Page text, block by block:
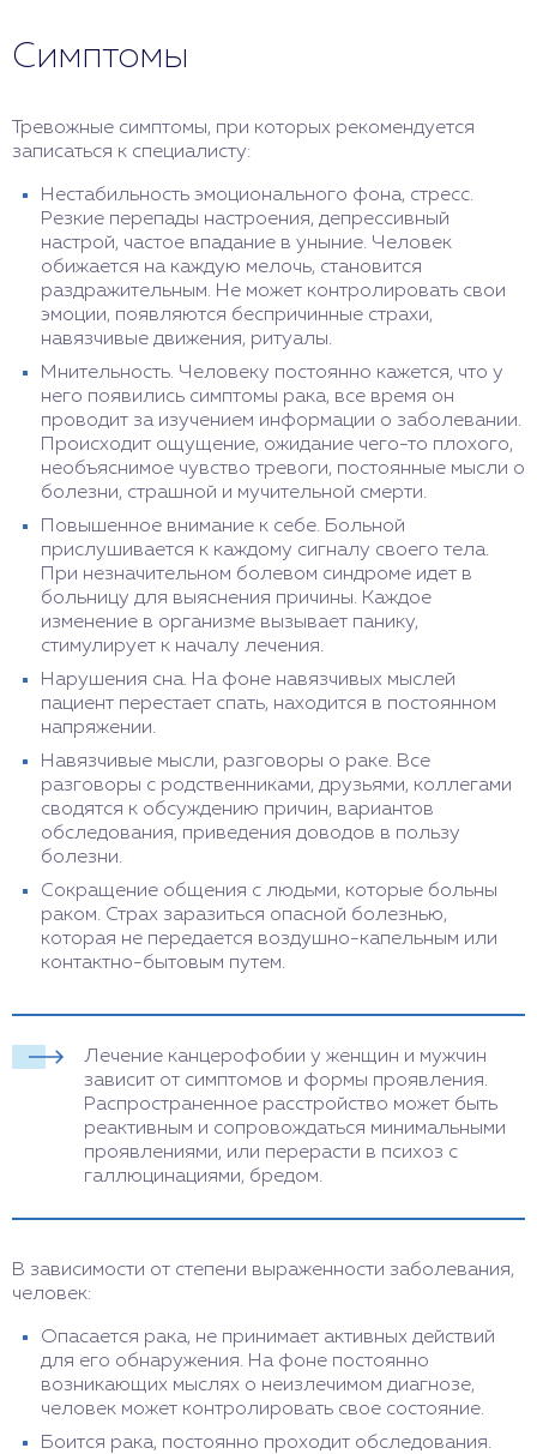
борьбы со страхами при появлении первых
Проговаривайте свои чувства, не скрывайте
страх, боль или негодование.
питания, не пренебрегайте физическими
нагрузками.
Не изолируйтесь от близких. При обнаружении
проблем с физическим или ментальным
здоровьем обсудите с тем, кому доверяете,
запишитесь на консультацию к специалисту.
что здоров. Человек, который следит за своим
результатами и спокойно живет дальше без
страха заболеть раком.
состояние, депрессия неизбежно ослабляет
Симптомы
Тревожные симптомы, при которых рекомендуется
записаться к специалисту:
Нестабильность эмоционального фона, стресс.
Резкие перепады настроения, депрессивный
настрой, частое впадание в уныние. Человек
обижается на каждую мелочь, становится
раздражительным. Не может контролировать свои
эмоции, появляются беспричинные страхи,
навязчивые движения, ритуалы.
Мнительность. Человеку постоянно кажется, что у
него появились симптомы рака, все время он
проводит за изучением информации о заболевании.
Происходит ощущение, ожидание чего-то плохого,
необъяснимое чувство тревоги, постоянные мысли о
болезни, страшной и мучительной смерти.
Повышенное внимание к себе. Больной
прислушивается к каждому сигналу своего тела.
При незначительном болевом синдроме идет в
больницу для выяснения причины. Каждое
изменение в организме вызывает панику,
стимулирует к началу лечения.
Нарушения сна. На фоне навязчивых мыслей
пациент перестает спать, находится в постоянном
напряжении.
Навязчивые мысли, разговоры о раке. Все
разговоры с родственниками, друзьями, коллегами
сводятся к обсуждению причин, вариантов
обследования, приведения доводов в пользу
болезни.
Сокращение общения с людьми, которые больны
раком. Страх заразиться опасной болезнью,
которая не передается воздушно-капельным или
контактно-бытовым путем.
Лечение канцерофобии у женщин и мужчин
зависит от симптомов и формы проявления.
Распространенное расстройство может быть
реактивным и сопровождаться минимальными
проявлениями, или перерасти в психоз с
галлюцинациями, бредом.
В зависимости от степени выраженности заболевания,
человек:
Опасается рака, не принимает активных действий
для его обнаружения. На фоне постоянно
возникающих мыслях о неизлечимом диагнозе,
человек может контролировать свое состояние.
Боится рака, постоянно проходит обследования.